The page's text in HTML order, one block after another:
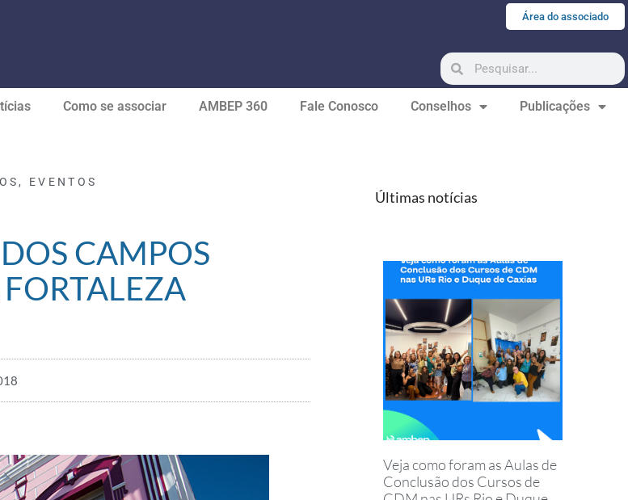
Área do associado
Como se associar AMBEP 360 Fale Conosco Conselhos Publicações
, EVENTOS
CAMPOS
Últimas notícias
Veja como foram as Aulas de
Conclusão dos Cursos de